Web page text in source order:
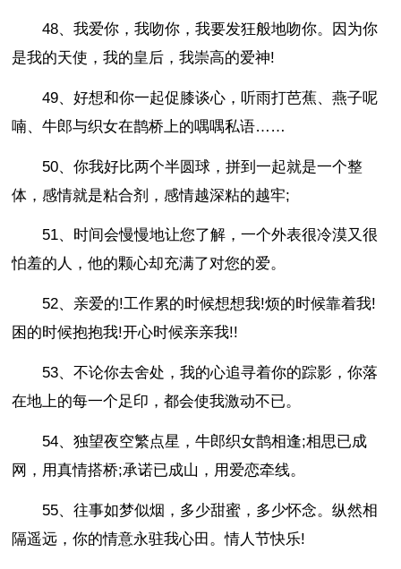
48、我爱你，我吻你，我要发狂般地吻你。因为你
是我的天使，我的皇后，我崇高的爱神!
49、好想和你一起促膝谈心，听雨打芭蕉、燕子呢
喃、牛郎与织女在鹊桥上的喁喁私语……
50、你我好比两个半圆球，拼到一起就是一个整
体，感情就是粘合剂，感情越深粘的越牢;
51、时间会慢慢地让您了解，一个外表很冷漠又很
怕羞的人，他的颗心却充满了对您的爱。
52、亲爱的!工作累的时候想想我!烦的时候靠着我!
困的时候抱抱我!开心时候亲亲我!!
53、不论你去舍处，我的心追寻着你的踪影，你落
在地上的每一个足印，都会使我激动不已。
54、独望夜空繁点星，牛郎织女鹊相逢;相思已成
网，用真情搭桥;承诺已成山，用爱恋牵线。
55、往事如梦似烟，多少甜蜜，多少怀念。纵然相
隔遥远，你的情意永驻我心田。情人节快乐!